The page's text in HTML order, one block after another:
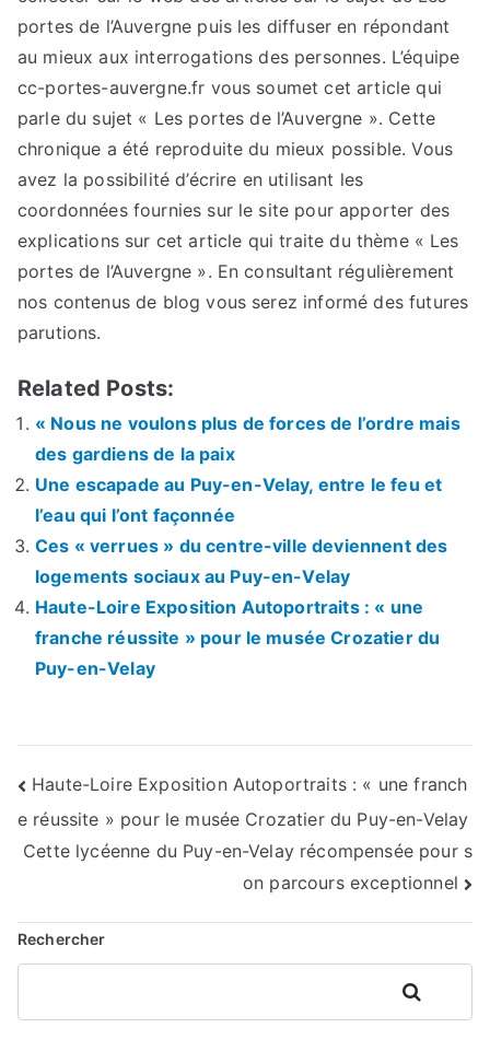
portes de l’Auvergne puis les diffuser en répondant
au mieux aux interrogations des personnes. L’équipe
cc-portes-auvergne.fr vous soumet cet article qui
parle du sujet « Les portes de l’Auvergne ». Cette
chronique a été reproduite du mieux possible. Vous
avez la possibilité d’écrire en utilisant les
coordonnées fournies sur le site pour apporter des
explications sur cet article qui traite du thème « Les
portes de l’Auvergne ». En consultant régulièrement
nos contenus de blog vous serez informé des futures
parutions.
Related Posts:
« Nous ne voulons plus de forces de l’ordre mais
des gardiens de la paix
Une escapade au Puy-en-Velay, entre le feu et
l’eau qui l’ont façonnée
Ces « verrues » du centre-ville deviennent des
logements sociaux au Puy-en-Velay
Haute-Loire Exposition Autoportraits : « une
franche réussite » pour le musée Crozatier du
Puy-en-Velay
Navigation
de
Haute-Loire Exposition Autoportraits : « une franch
e réussite » pour le musée Crozatier du Puy-en-Velay
Cette lycéenne du Puy-en-Velay récompensée pour s
on parcours exceptionnel
Rechercher
Rechercher